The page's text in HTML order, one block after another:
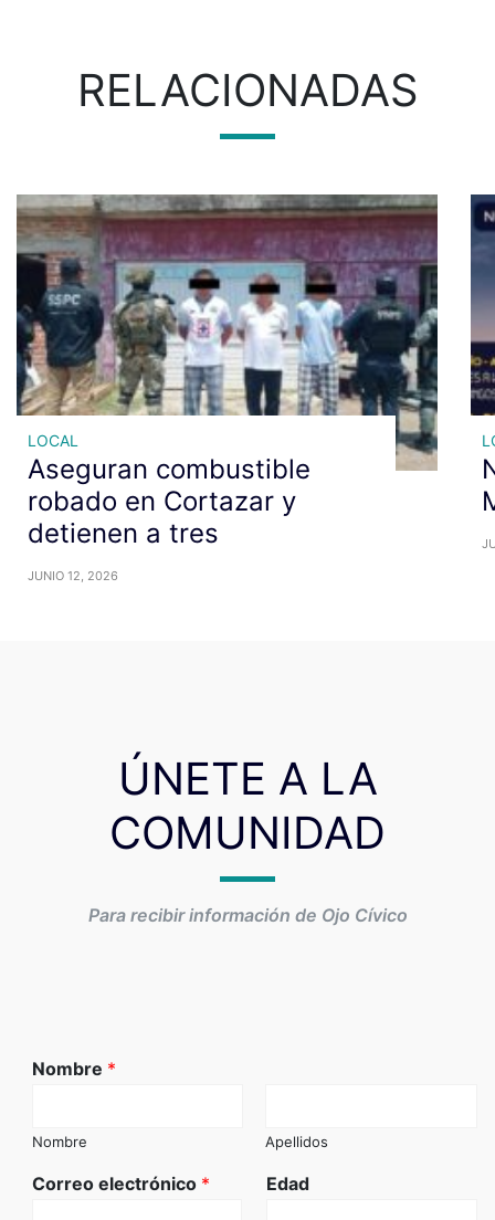
RELACIONADAS
LOCAL
Aseguran combustible
robado en Cortazar y
detienen a tres
JUNIO 12, 2026
ÚNETE A LA
COMUNIDAD
Para recibir información de Ojo Cívico
Nombre *
Nombre Apellidos
Correo electrónico * Edad